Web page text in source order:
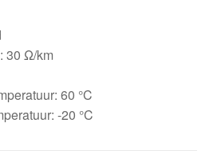
30 Ω/km
60 °C
-20 °C